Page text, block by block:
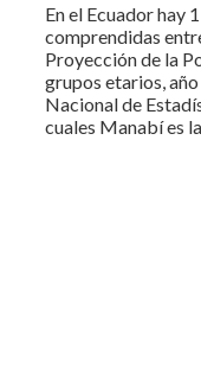
En el Ecuador hay
comprendidas
Proyección de la
grupos etarios,
Nacional de
cuales Manabí es